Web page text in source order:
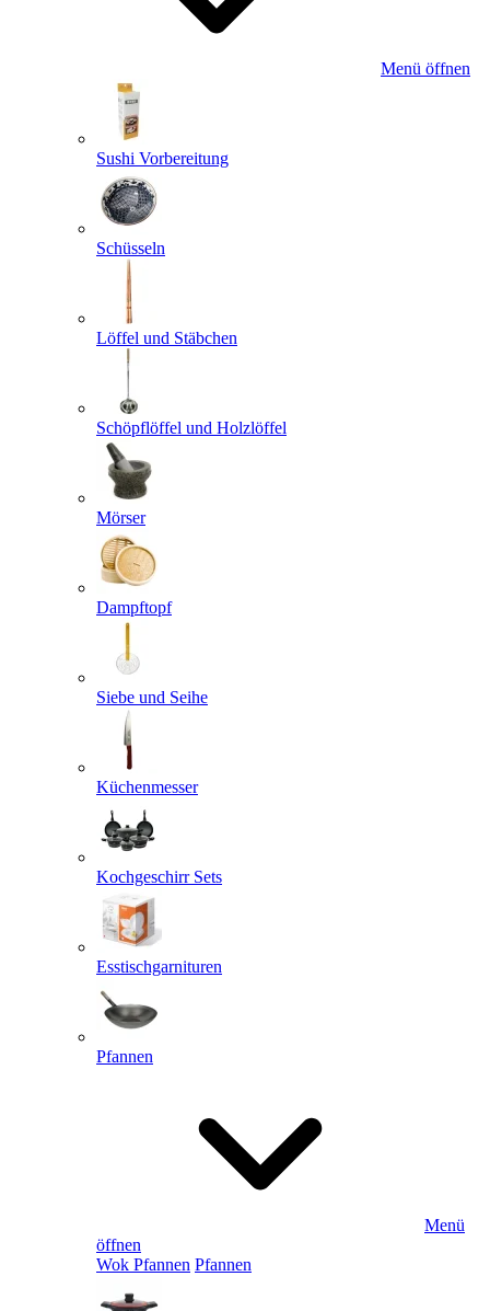
Menü öffnen
Sushi Vorbereitung
Schüsseln
Löffel und Stäbchen
Schöpflöffel und Holzlöffel
Mörser
Dampftopf
Siebe und Seihe
Küchenmesser
Kochgeschirr Sets
Esstischgarnituren
Pfannen
Menü
öffnen
Wok Pfannen Pfannen